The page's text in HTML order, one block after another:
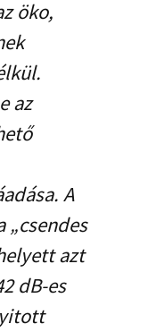
öko,
az
A
„csendes
azt
dB-es